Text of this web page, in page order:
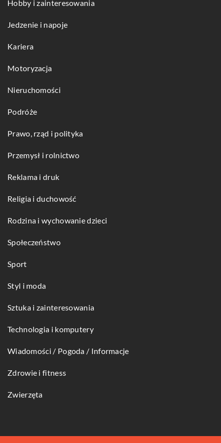
Hobby i zainteresowania
Jedzenie i napoje
Kariera
Motoryzacja
Nieruchomości
Podróże
Prawo, rząd i polityka
Przemysł i rolnictwo
Reklama i druk
Religia i duchowość
Rodzina i wychowanie dzieci
Społeczeństwo
Sport
Styl i moda
Sztuka i zainteresowania
Technologia i komputery
Wiadomości / Pogoda / Informacje
Zdrowie i fitness
Zwierzęta